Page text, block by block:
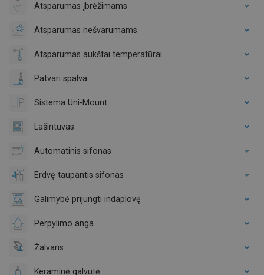
Atsparumas įbrėžimams
Atsparumas nešvarumams
Atsparumas aukštai temperatūrai
Patvari spalva
Sistema Uni-Mount
Lašintuvas
Automatinis sifonas
Erdvę taupantis sifonas
Galimybė prijungti indaplovę
Perpylimo anga
Žalvaris
Keraminė galvutė